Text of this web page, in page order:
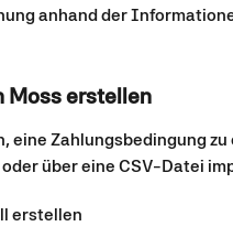
anhand der
Moss erstellen
eine Zahlungsbedingung
über eine CSV-Datei
erstellen